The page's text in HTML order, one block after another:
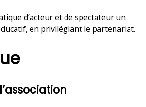
d’acteur et de spectateur un
en privilégiant le partenariat.